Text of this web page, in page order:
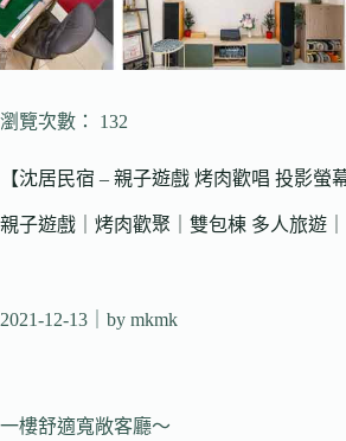
瀏覽次數： 132
【沈居民宿 – 親子遊戲 烤肉歡唱 投影螢幕
親子遊戲｜烤肉歡聚｜雙包棟 多人旅遊
2021-12-13 ｜by mkmk
一樓舒適寬敞客廳～